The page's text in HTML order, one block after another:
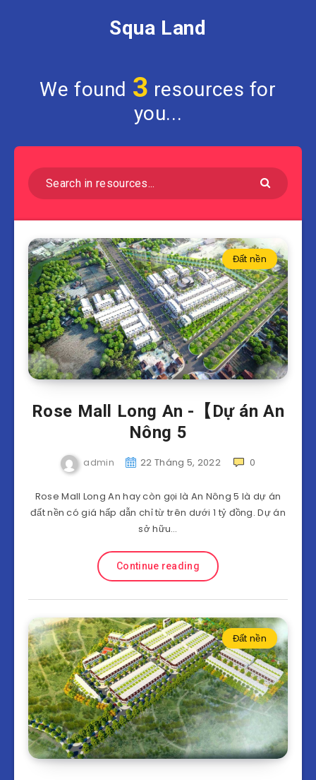
Squa Land
We found 3 resources for
you...
Đất nền
Rose Mall Long An -【Dự án An
Nông 5
admin 22 Tháng 5, 2022 0
Rose Mall Long An hay còn gọi là An Nông 5 là dự án
đất nền có giá hấp dẫn chỉ từ trên dưới 1 tỷ đồng. Dự án
sở hữu…
Continue reading
Đất nền